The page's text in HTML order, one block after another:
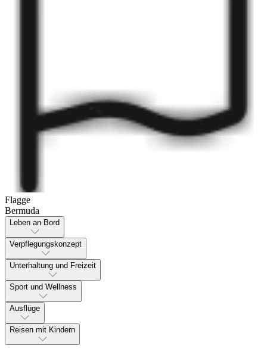
Flagge
Bermuda
Leben an Bord
Verpflegungskonzept
Unterhaltung und Freizeit
Sport und Wellness
Ausflüge
Reisen mit Kindern